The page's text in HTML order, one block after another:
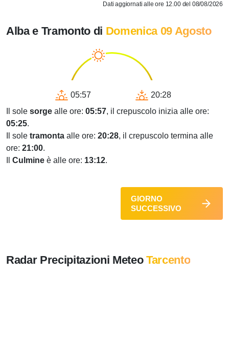
Dati aggiornati alle ore 12.00 del 08/08/2026
Alba e Tramonto di Domenica 09 Agosto
05:57
20:28
Il sole sorge alle ore: 05:57, il crepuscolo inizia alle ore:
05:25.
Il sole tramonta alle ore: 20:28, il crepuscolo termina alle
ore: 21:00.
Culmine è alle ore: 13:12.
GIORNO
SUCCESSIVO
Radar Precipitazioni MeteoTarcento